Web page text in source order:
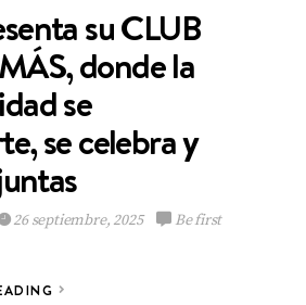
su CLUB
donde la
se
se celebra y
26 septiembre, 2025
Be first